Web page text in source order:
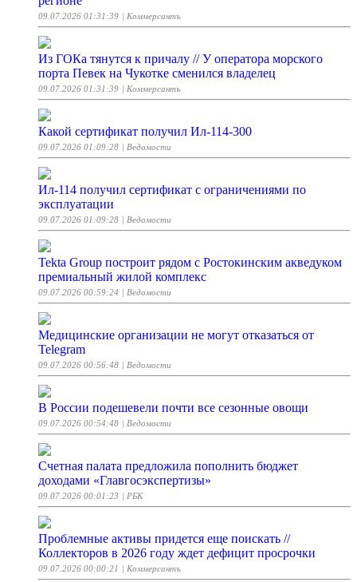
09.07.2026 01:31:39 | Коммерсантъ
Из ГОКа тянутся к причалу // У оператора морского
порта Певек на Чукотке сменился владелец
09.07.2026 01:31:39 | Коммерсантъ
Какой сертификат получил Ил-114-300
09.07.2026 01:09:28 | Ведомости
Ил-114 получил сертификат с ограничениями по
эксплуатации
09.07.2026 01:09:28 | Ведомости
Tekta Group построит рядом с Ростокинским акведуком
премиальный жилой комплекс
09.07.2026 00:59:24 | Ведомости
Медицинские организации не могут отказаться от
Telegram
09.07.2026 00:56:48 | Ведомости
В России подешевели почти все сезонные овощи
09.07.2026 00:54:48 | Ведомости
Счетная палата предложила пополнить бюджет
доходами «Главгосэкспертизы»
09.07.2026 00:01:23 | РБК
Проблемные активы придется еще поискать //
Коллекторов в 2026 году ждет дефицит просрочки
09.07.2026 00:00:21 | Коммерсантъ